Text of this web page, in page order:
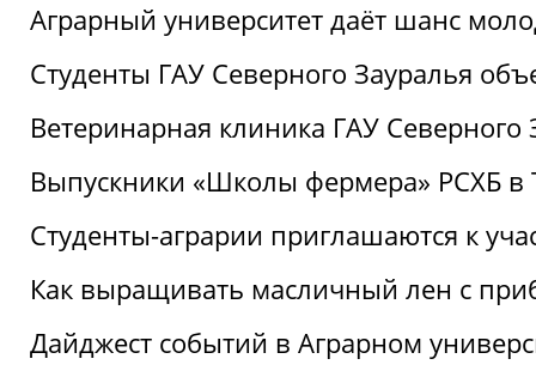
Аграрный университет даёт шанс
Студенты ГАУ Северного Зауралья
Ветеринарная клиника ГАУ Северного
Выпускники «Школы фермера» РСХБ
Студенты-аграрии приглашаются к
Как выращивать масличный лен с
Дайджест событий в Аграрном